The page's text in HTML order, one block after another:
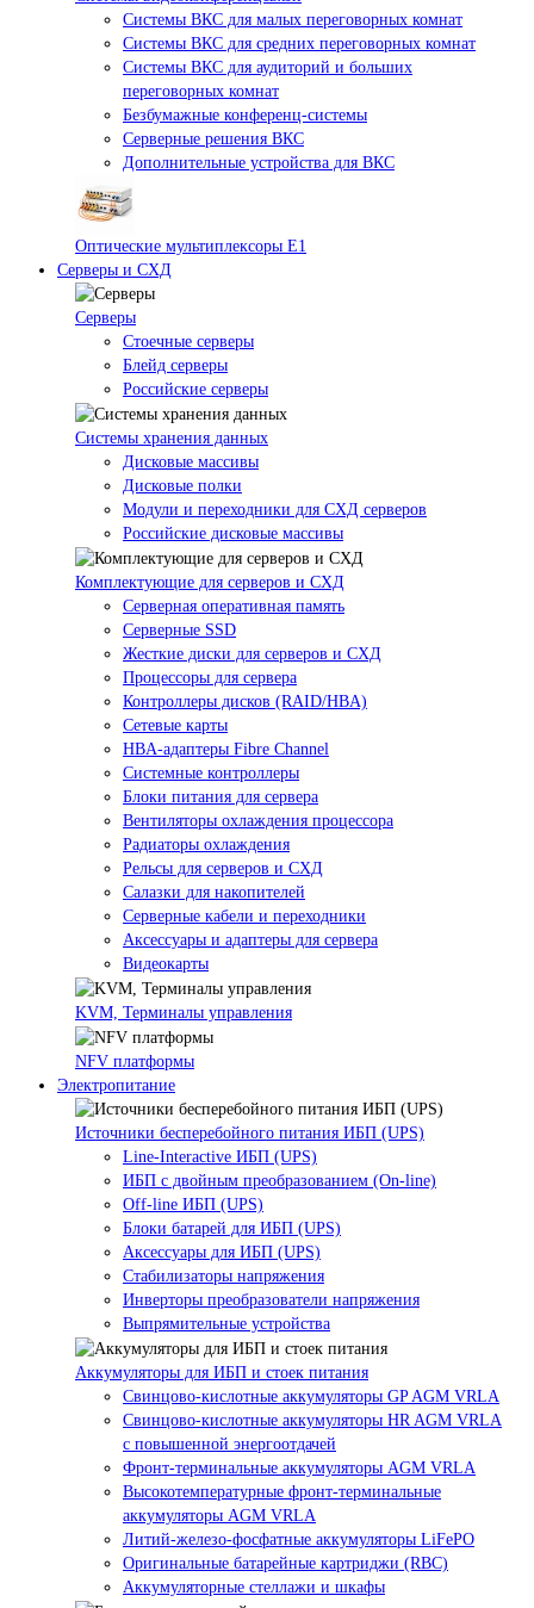
Системы ВКС для малых переговорных комнат
Системы ВКС для средних переговорных комнат
Системы ВКС для аудиторий и больших
переговорных комнат
Безбумажные конференц-системы
Серверные решения ВКС
Дополнительные устройства для ВКС
Оптические мультиплексоры Е1
Серверы и СХД
Серверы
Стоечные серверы
Блейд серверы
Российские серверы
Системы хранения данных
Дисковые массивы
Дисковые полки
Модули и переходники для СХД серверов
Российские дисковые массивы
Комплектующие для серверов и СХД
Серверная оперативная память
Серверные SSD
Жесткие диски для серверов и СХД
Процессоры для сервера
Контроллеры дисков (RAID/HBA)
Сетевые карты
HBA-адаптеры Fibre Channel
Системные контроллеры
Блоки питания для сервера
Вентиляторы охлаждения процессора
Радиаторы охлаждения
Рельсы для серверов и СХД
Салазки для накопителей
Серверные кабели и переходники
Аксессуары и адаптеры для сервера
Видеокарты
KVM, Терминалы управления
NFV платформы
Электропитание
Источники бесперебойного питания ИБП (UPS)
Line-Interactive ИБП (UPS)
ИБП с двойным преобразованием (On-line)
Off-line ИБП (UPS)
Блоки батарей для ИБП (UPS)
Аксессуары для ИБП (UPS)
Стабилизаторы напряжения
Инверторы преобразователи напряжения
Выпрямительные устройства
Аккумуляторы для ИБП и стоек питания
Свинцово-кислотные аккумуляторы GP AGM VRLA
Свинцово-кислотные аккумуляторы HR AGM VRLA
с повышенной энергоотдачей
Фронт-терминальные аккумуляторы AGM VRLA
Высокотемпературные фронт-терминальные
аккумуляторы AGM VRLA
Литий-железо-фосфатные аккумуляторы LiFePO
Оригинальные батарейные картриджи (RBC)
Аккумуляторные стеллажи и шкафы